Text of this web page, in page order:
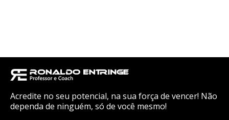
Acredite no seu potencial, na sua força de vencer! Não
dependa de ninguém, só de você mesmo!